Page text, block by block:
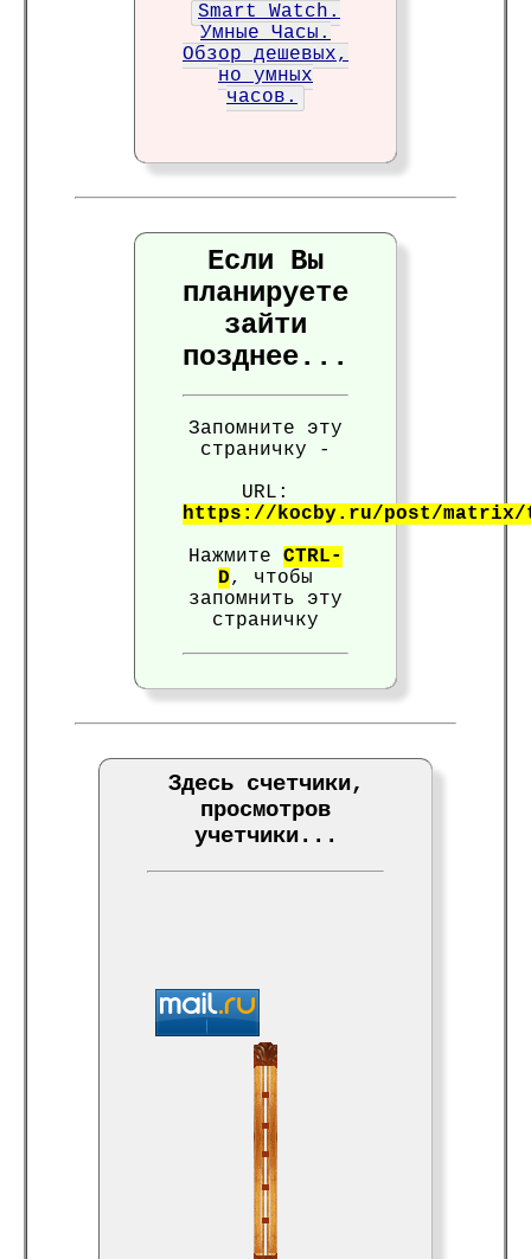
Smart Watch.
Умные Часы.
Обзор дешевых,
но умных
часов.
Если Вы
планируете
зайти
позднее...
Запомните эту
страничку -
URL:
https://kocby.ru/post/matrix/
Нажмите CTRL-
D, чтобы
запомнить эту
страничку
Здесь счетчики,
просмотров
учетчики...